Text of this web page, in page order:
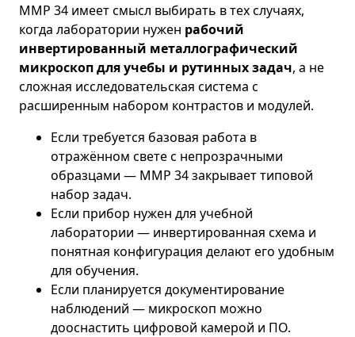
ММР 34 имеет смысл выбирать в тех случаях,
когда лаборатории нужен рабочий
инвертированный металлографический
микроскоп для учебы и рутинных задач, а не
сложная исследовательская система с
расширенным набором контрастов и модулей.
Если требуется базовая работа в
отражённом свете с непрозрачными
образцами — ММР 34 закрывает типовой
набор задач.
Если прибор нужен для учебной
лаборатории — инвертированная схема и
понятная конфигурация делают его удобным
для обучения.
Если планируется документирование
наблюдений — микроскоп можно
дооснастить цифровой камерой и ПО.